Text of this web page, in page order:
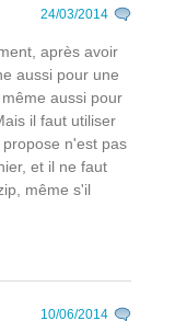
24/03/2014
après avoir
aussi pour une
aussi pour
il faut utiliser
n'est pas
et il ne faut
même s'il
10/06/2014